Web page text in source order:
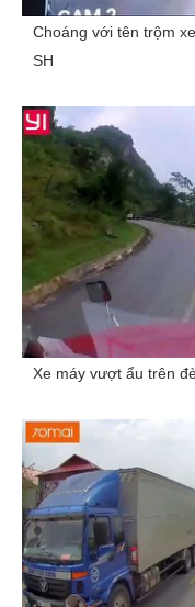
Choáng với tên trộm
SH
Xe máy vượt ẩu trên